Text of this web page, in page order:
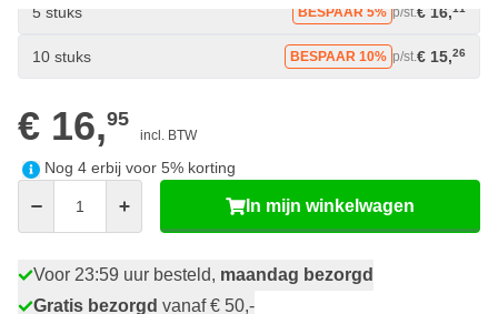
5 stuks BESPAAR 5% p/st.€ 16, 11
10 stuks BESPAAR 10% p/st.€ 15,26
€ 16,95
incl. BTW
Nog 4 erbij voor 5% korting
In mijn winkelwagen
Voor 23:59 uur besteld, maandag bezorgd
Gratis bezorgd vanaf € 50,-